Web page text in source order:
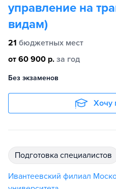
управление на
видам)
21 бюджетных мест
от 60 900 р. за год
Без экзаменов
Хочу
подготовка специалистов
Ивантеевский филиал